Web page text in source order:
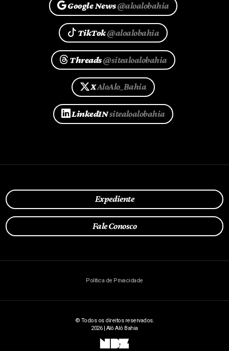
Google News@aloalobahia
TikTok@aloalobahia
Threads@sitealoalobahia
XAloAlo_Bahia
LinkedINsitealoalobahia
Expediente
Fale Conosco
Política de Privacidade
© Todos os direitos reservados.
2026 | Alô Alô Bahia
NBZ